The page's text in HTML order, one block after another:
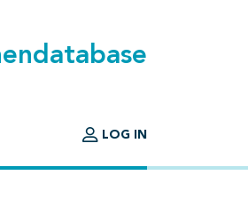
LOG IN